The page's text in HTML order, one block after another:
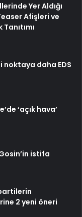
Yer Aldığı
Afişleri ve
noktaya daha EDS
‘açık hava’
istifa
partilerin
2 yeni öneri